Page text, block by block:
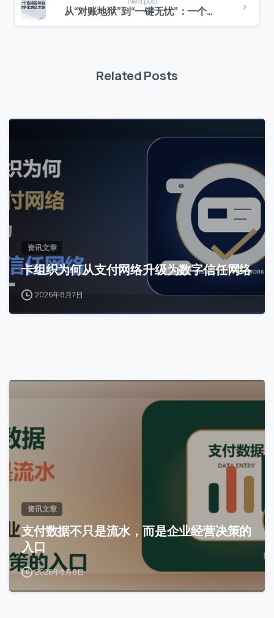
从“对账地狱”到“一键无忧”：一个连锁品牌的数字化转型之旅
Related Posts
0
资讯文章
卡组织为何从支付网络升级为数字信任网络
2026年8月7日
0
资讯文章
支付数据不只是流水，而是企业经营决策的
入口
2026年8月6日